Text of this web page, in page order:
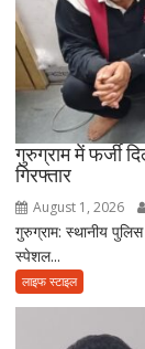
गुरुग्राम में फर्जी
गिरफ्तार
August 1, 2026
गुरुग्राम: स्थानीय
स्पेशल...
लाइफ स्टाइल